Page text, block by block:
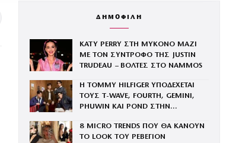
ΔΗΜΟΦΙΛΗ
KATY PERRY ΣΤΗ ΜΥΚΟΝΟ ΜΑΖΙ
ΜΕ ΤΟΝ ΣΥΝΤΡΟΦΟ ΤΗΣ JUSTIN
TRUDEAU – ΒΟΛΤΕΣ ΣΤΟ NAMMOS
Η TOMMY HILFIGER ΥΠΟΔΕΧΕΤΑΙ
ΤΟΥΣ Τ-WAVE, FOURTH, GEMINI,
PHUWIN ΚΑΙ POND ΣΤΗΝ
8 MICRO TRENDS ΠΟΥ ΘΑ ΚΑΝΟΥΝ
ΤΟ LOOK ΤΟΥ ΡΕΒΕΓΙΟΝ